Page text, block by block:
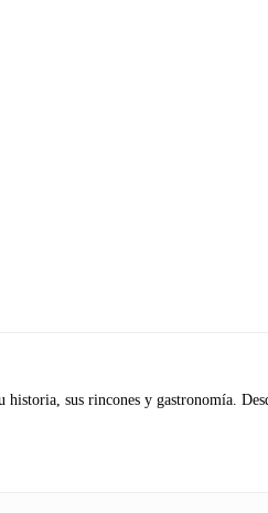
sus rincones y gastronomía.